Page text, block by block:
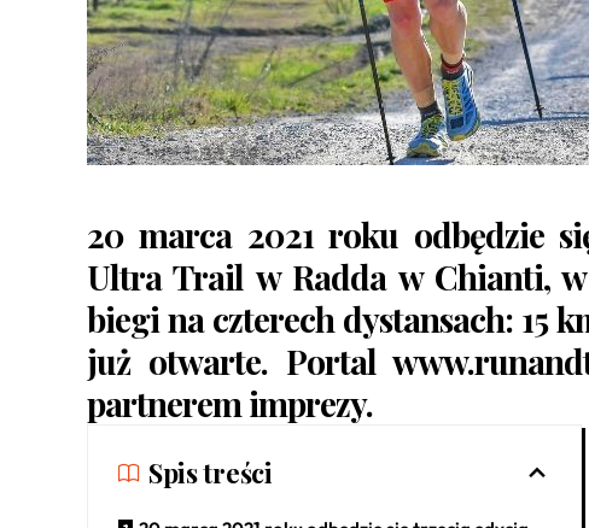
20 marca 2021 roku odbędzie
Ultra Trailw Radda w Chianti,
biegi na czterech dystansach: 15
już otwarte. Portal
partnerem imprezy.
Spis treści